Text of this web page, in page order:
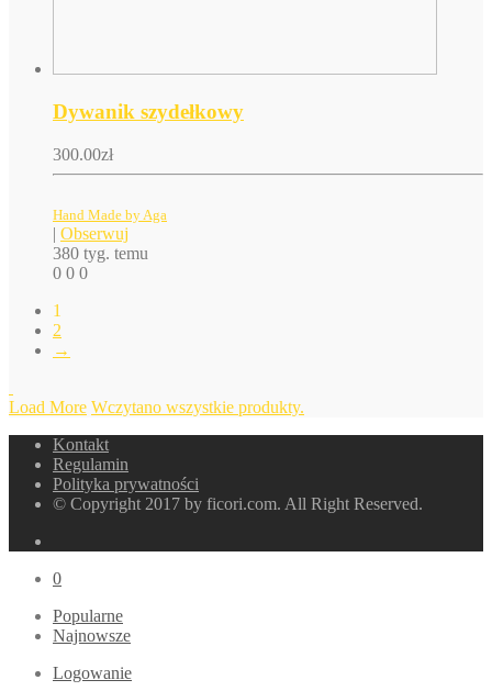
Dywanik szydełkowy
300.00zł
Hand Made by Aga
| Obserwuj
380 tyg. temu
0 0 0
1
2
→
Load More Wczytano wszystkie produkty.
Kontakt
Regulamin
Polityka prywatności
© Copyright 2017 by ficori.com. All Right Reserved.
0
Popularne
Najnowsze
Logowanie